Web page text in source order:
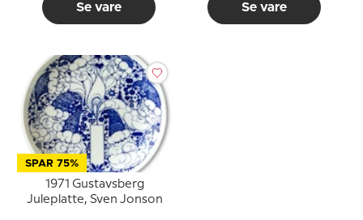
Se vare Se vare
SPAR 75%
1971 Gustavsberg
Juleplatte, Sven Jonson